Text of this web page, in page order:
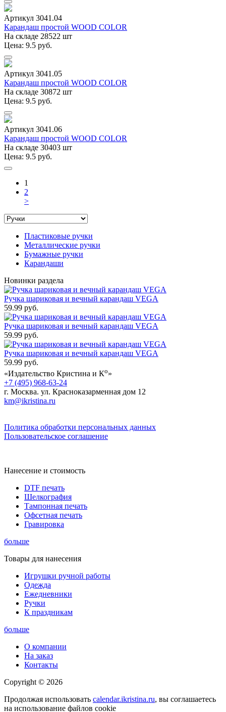
Артикул 3041.04
Карандаш простой WOOD COLOR
На складе 28522 шт
Цена: 9.5 руб.
Артикул 3041.05
Карандаш простой WOOD COLOR
На складе 30872 шт
Цена: 9.5 руб.
Артикул 3041.06
Карандаш простой WOOD COLOR
На складе 30403 шт
Цена: 9.5 руб.
1
2
>
Пластиковые ручки
Металлические ручки
Бумажные ручки
Карандаши
Новинки раздела
Ручка шариковая и вечный карандаш VEGA
59.99 руб.
Ручка шариковая и вечный карандаш VEGA
59.99 руб.
Ручка шариковая и вечный карандаш VEGA
59.99 руб.
«Издательство Кристина и Ко»
+7 (495) 968-63-24
г. Москва. ул. Красноказарменная дом 12
km@ikristina.ru
Политика обработки персональных данных
Пользовательское соглашение
Нанесение и стоимость
DTF печать
Шелкография
Тампонная печать
Офсетная печать
Гравировка
больше
Товары для нанесения
Игрушки ручной работы
Одежда
Ежедневники
Ручки
К праздникам
больше
О компании
На заказ
Контакты
Copyright © 2026
Продолжая использовать calendar.ikristina.ru, вы соглашаетесь
на использование файлов cookie